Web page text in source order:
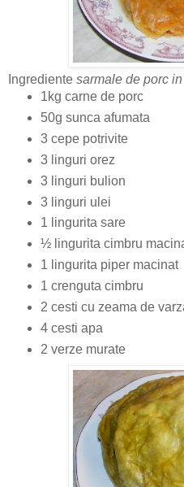
Ingrediente sarmale de porc
1kg carne de porc
50g sunca afumata
3 cepe potrivite
3 linguri orez
3 linguri bulion
3 linguri ulei
1 lingurita sare
½ lingurita cimbru
1 lingurita piper macinat
1 crenguta cimbru
2 cesti cu zeama de
4 cesti apa
2 verze murate